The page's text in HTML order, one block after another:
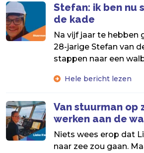
Stefan: ik ben nu
de kade
Na vijf jaar te hebben
28-jarige Stefan van
stappen naar een
Hele bericht lezen
Van stuurman op
werken aan de
Niets wees erop dat
naar zee zou gaan.